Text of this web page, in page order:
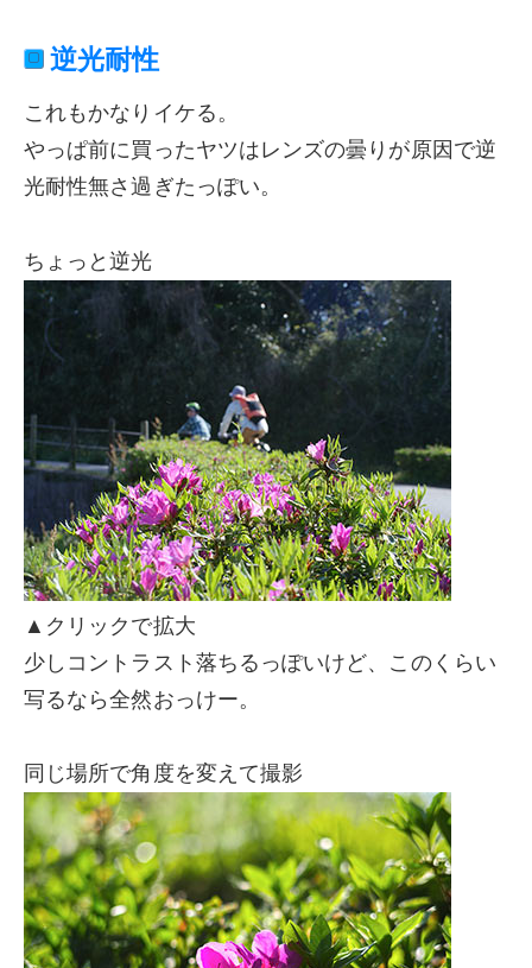
逆光耐性
これもかなりイケる。
やっぱ前に買ったヤツはレンズの曇りが原因で逆
光耐性無さ過ぎたっぽい。
ちょっと逆光
▲クリックで拡大
少しコントラスト落ちるっぽいけど、このくらい
写るなら全然おっけー。
同じ場所で角度を変えて撮影